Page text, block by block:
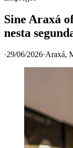
Sine Araxá
nesta
·29/06/2026·Araxá,